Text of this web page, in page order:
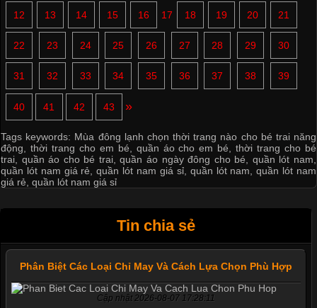
12 13 14 15 16 17 18 19 20 21
22 23 24 25 26 27 28 29 30
31 32 33 34 35 36 37 38 39
40 41 42 43 »
Tags keywords: Mùa đông lạnh chọn thời trang nào cho bé trai năng
động
thời trang cho em bé quần áo cho em bé ,thời trang cho bé
trai
quần áo cho bé trai,quần áo ngày đông cho bé quần lót nam
quần lót nam giá rẻ ,quần lót nam giá sỉ, quần lót nam ,quần lót nam
giá rẻ quần lót nam giá sỉ
Tin chia sẻ
Phân Biệt Các Loại Chỉ May Và Cách Lựa Chọn Phù Hợp
Cập nhật 2026-08-07 17:28:11